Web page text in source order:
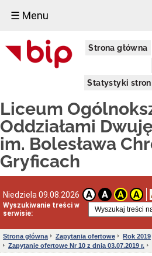
☰ Menu
Strona główna
Statystyki stron
Liceum
Oddziałami
im. Bolesława
Gryficach
Niedziela 09.08.2026 A A A A
Wyszukiwanie treści w
serwisie:
Liceum
Ogólnokształcące
im.
Adres
szkoły
Dyrektor
INFORMACJA
ADMINISTRATORA
DLA
UCZNIÓW
RODZICÓW
(RODO)
Sprawozdania
finansowe
jednostki
Deklaracja
Strona główna Zapytania ofertowe
Rok 2019
Zapytanie ofertowe Nr 10 z dnia 03.07.2019 r.